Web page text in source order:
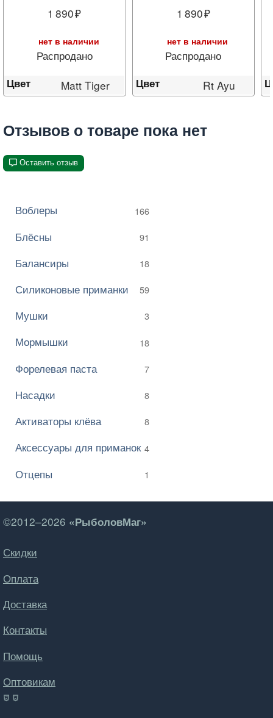
1 890
нет в наличии
Распродано
Цвет Matt Tiger
1 890
нет в наличии
Распродано
Цвет Rt Ayu
Отзывов о товаре пока нет
Оставить отзыв
Воблеры 166
Блёсны 91
Балансиры 18
Силиконовые приманки 59
Мушки 3
Мормышки 18
Форелевая паста 7
Насадки 8
Активаторы клёва 8
Аксессуары для приманок 4
Отцепы 1
©2012–2026 «РыболовМаг»
Скидки
Оплата
Доставка
Контакты
Помощь
Оптовикам